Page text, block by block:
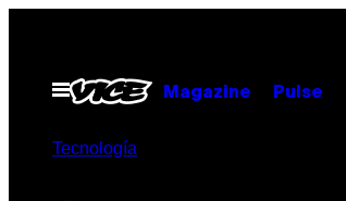
contenido
Abrir
Menú
Magazine Pulse
Tecnología